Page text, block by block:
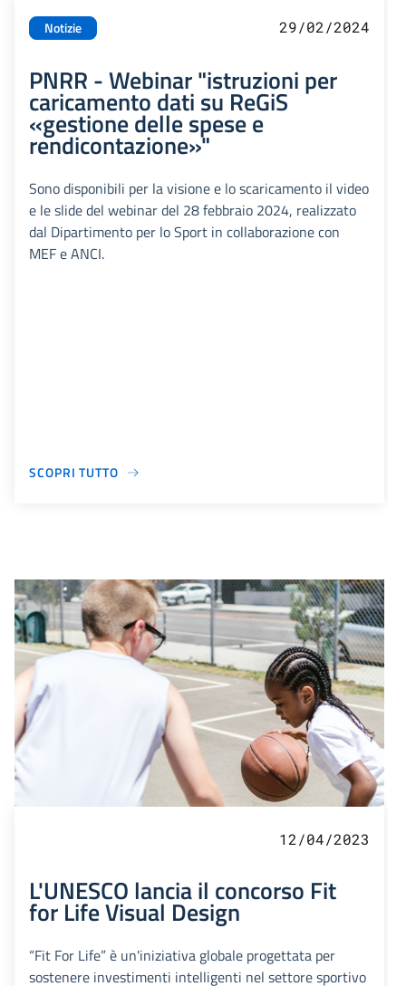
Notizie 29/02/2024
PNRR - Webinar "istruzioni per
caricamento dati su ReGiS
«gestione delle spese e
rendicontazione»"
Sono disponibili per la visione e lo scaricamento il video
e le slide del webinar del 28 febbraio 2024, realizzato
dal Dipartimento per lo Sport in collaborazione con
MEF e ANCI.
SCOPRI TUTTO
12/04/2023
L'UNESCO lancia il concorso Fit
for Life Visual Design
“Fit For Life” è un'iniziativa globale progettata per
sostenere investimenti intelligenti nel settore sportivo